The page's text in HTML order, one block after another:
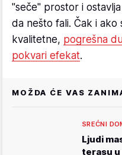
"seče" prostor i
da nešto fali. Čak i ako
kvalitetne, pogrešna
pokvari efekat.
MOŽDA ĆE VAS
SREĆNI
Ljudi
terasu u